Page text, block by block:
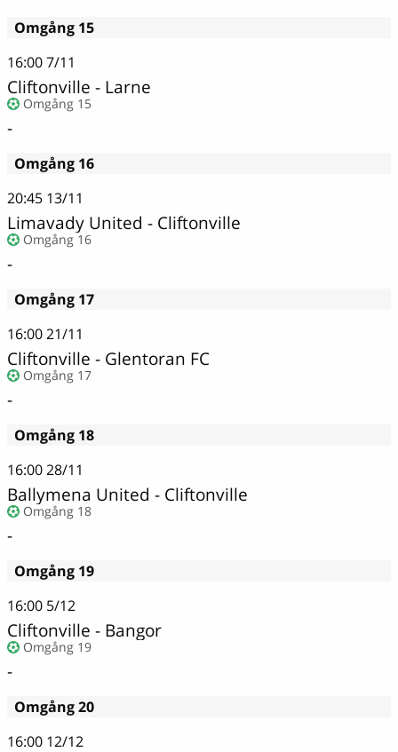
Omgång 15
16:007/11
Cliftonville - Larne
Omgång 15
-
Omgång 16
20:45 13/11
Limavady United - Cliftonville
Omgång 16
-
Omgång 17
16:0021/11
Cliftonville - Glentoran FC
Omgång 17
-
Omgång 18
16:0028/11
Ballymena United - Cliftonville
Omgång 18
-
Omgång 19
16:00 5/12
Cliftonville - Bangor
Omgång 19
-
Omgång 20
16:00 12/12